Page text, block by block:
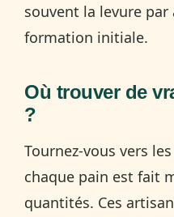
souvent la levure
formation initiale.
Où trouver de
?
Tournez-vous vers les
chaque pain est fait
quantités. Ces